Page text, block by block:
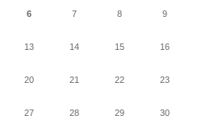
6 7 8 9
13 14 15 16
20 21 22 23
27 28 29 30